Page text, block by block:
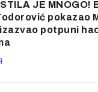
JE MNOGO!
pokazao
potpuni